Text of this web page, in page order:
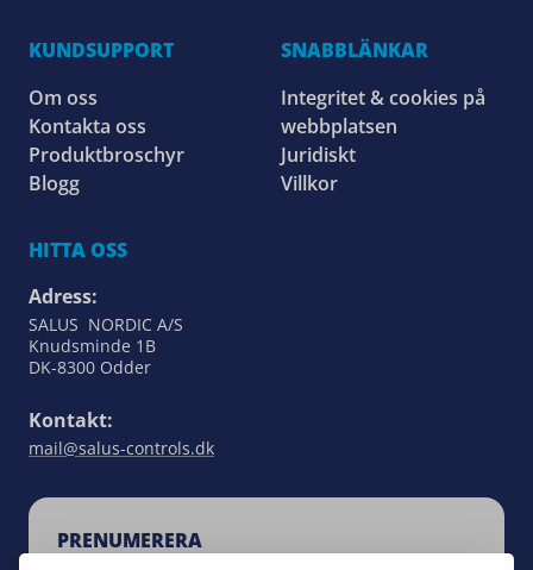
KUNDSUPPORT
Om oss
Kontakta oss
Produktbroschyr
Blogg
SNABBLÄNKAR
Integritet & cookies på
webbplatsen
Juridiskt
Villkor
HITTA OSS
Adress:
SALUS NORDIC A/S
Knudsminde 1B
DK-8300 Odder
Kontakt:
mail@salus-controls.dk
PRENUMERERA